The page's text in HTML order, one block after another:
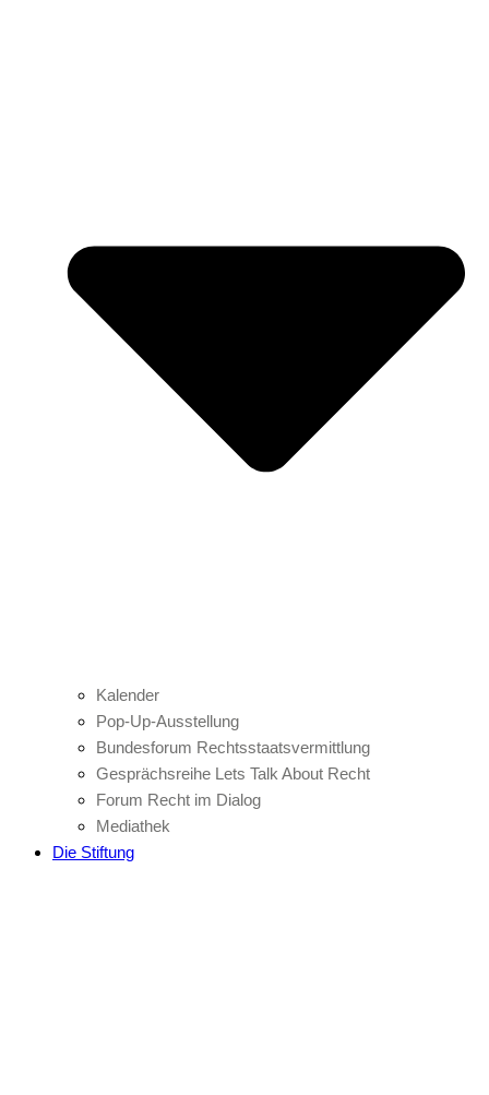
Kalender
Pop-Up-Ausstellung
Bundesforum Rechtsstaatsvermittlung
Gesprächsreihe Lets Talk About Recht
Forum Recht im Dialog
Mediathek
Die Stiftung